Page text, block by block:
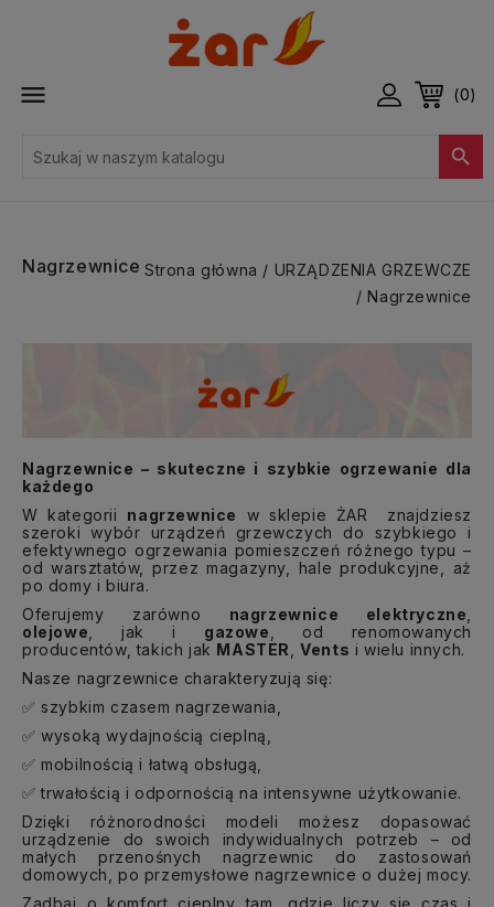
 (0)

Nagrzewnice Strona główna
URZĄDZENIA GRZEWCZE
Nagrzewnice
Nagrzewnice – skuteczne i szybkie ogrzewanie dla
każdego
W kategorii nagrzewnice
w sklepie ŻAR znajdziesz
szeroki wybór urządzeń grzewczych do szybkiego i
efektywnego ogrzewania pomieszczeń różnego typu –
od warsztatów, przez magazyny, hale produkcyjne, aż
po domy i biura.
Oferujemy zarówno nagrzewnice elektryczne
olejowe , jak i gazowe , od renomowanych
producentów, takich jak MASTER ,Vents i wielu innych.
Nasze nagrzewnice charakteryzują się:
✅ szybkim czasem nagrzewania,
✅ wysoką wydajnością cieplną,
✅ mobilnością i łatwą obsługą,
✅ trwałością i odpornością na intensywne użytkowanie.
Dzięki różnorodności modeli możesz dopasować
urządzenie do swoich indywidualnych potrzeb – od
małych przenośnych nagrzewnic do zastosowań
domowych, po przemysłowe nagrzewnice o dużej mocy.
Zadbaj o komfort cieplny tam, gdzie liczy się czas i